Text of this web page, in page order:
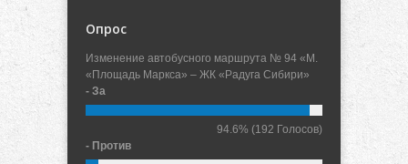
Опрос
Изменение автобусного маршрута № 94 «М.
«Площадь Маркса» – ЖК «Радуга Сибири»
- За
94.6% (192 Голосов)
- Против